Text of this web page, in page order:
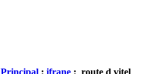
Principal : ifrane : route d vitel